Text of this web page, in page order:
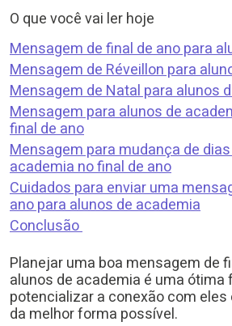
O que você vai ler hoje
Mensagem de final de ano para
Mensagem de Réveillon para
Mensagem de Natal para alunos
Mensagem para alunos de
final de ano
Mensagem para mudança de
academia no final de ano
Cuidados para enviar uma
ano para alunos de academia
Conclusão
Planejar uma boa mensagem de
alunos de academia é uma ótima
potencializar a conexão com
da melhor forma possível.